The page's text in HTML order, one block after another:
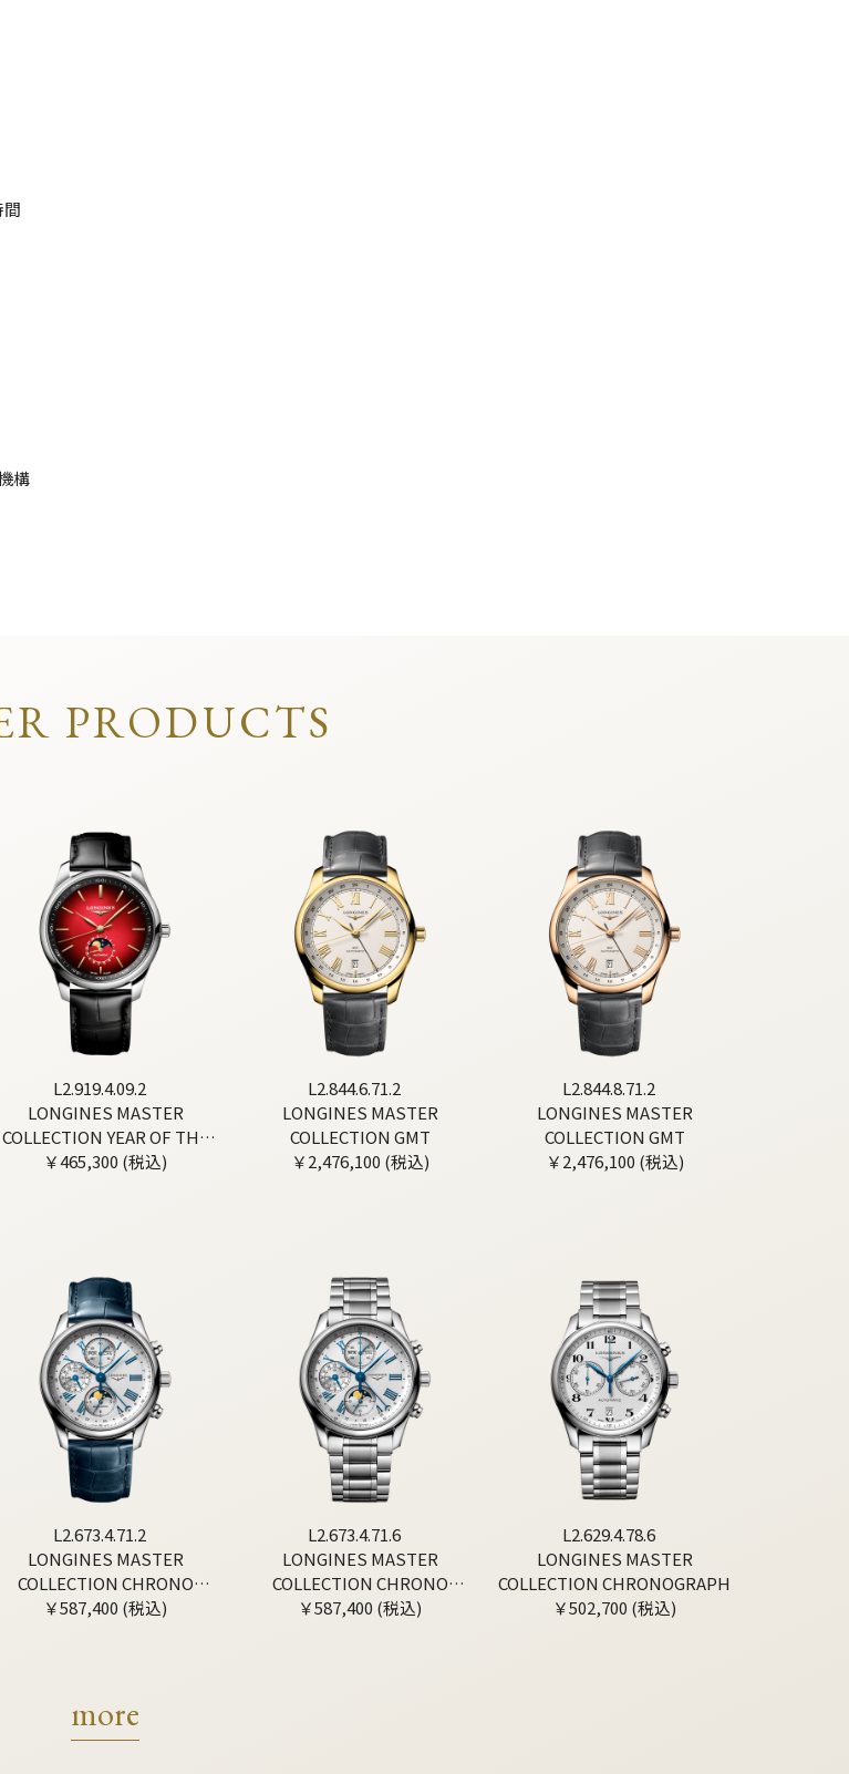
構
PRODUCTS
L2.919.4.09.2
LONGINES MASTER
COLLECTION YEAR OF THE
HORSE EDITION
￥465,300 (税込)
L2.844.6.71.2
LONGINES MASTER
COLLECTION GMT
￥2,476,100 (税込)
L2.844.8.71.2
LONGINES MASTER
COLLECTION GMT
￥2,476,100 (税込)
L2.673.4.71.2
LONGINES MASTER
COLLECTION CHRONO
MOONPHASE
￥587,400 (税込)
L2.673.4.71.6
LONGINES MASTER
COLLECTION CHRONO
MOONPHASE
￥587,400 (税込)
L2.629.4.78.6
LONGINES MASTER
COLLECTION CHRONOGRAPH
￥502,700 (税込)
more